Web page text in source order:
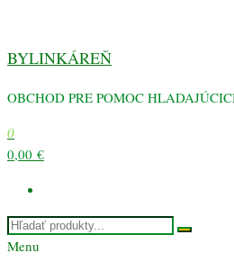
obsah
BYLINKÁREŇ
OBCHOD PRE POMOC
0
0,00 €
Menu